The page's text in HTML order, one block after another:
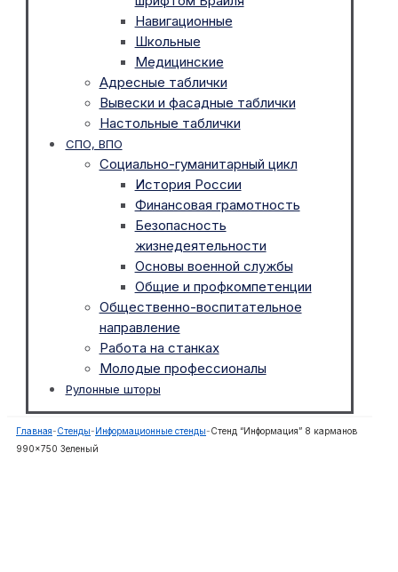
Навигационные
Школьные
Медицинские
Адресные таблички
Вывески и фасадные таблички
Настольные таблички
СПО, ВПО
Социально-гуманитарный цикл
История России
Финансовая грамотность
Безопасность
жизнедеятельности
Основы военной службы
Общие и профкомпетенции
Общественно-воспитательное
направление
Работа на станках
Молодые профессионалы
Рулонные шторы
Главная-Стенды- Информационные стенды-Стенд “Информация” 8 карманов
990×750 Зеленый